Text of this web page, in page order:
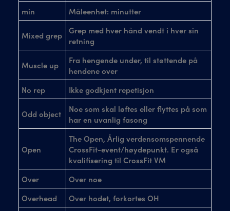
min
Måleenhet: minutter
Mixed grep
Grep med hver hånd vendt i hver sin
retning
Muscle up
Fra hengende under, til støttende på
hendene over
No rep
Ikke godkjent repetisjon
Odd object
Noe som skal løftes eller flyttes på som
har en uvanlig fasong
Open
The Open, Årlig verdensomspennende
CrossFit-event/høydepunkt. Er også
kvalifisering til CrossFit VM
Over
Over noe
Overhead
Over hodet, forkortes OH